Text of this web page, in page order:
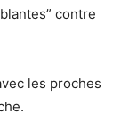
contre
les proches